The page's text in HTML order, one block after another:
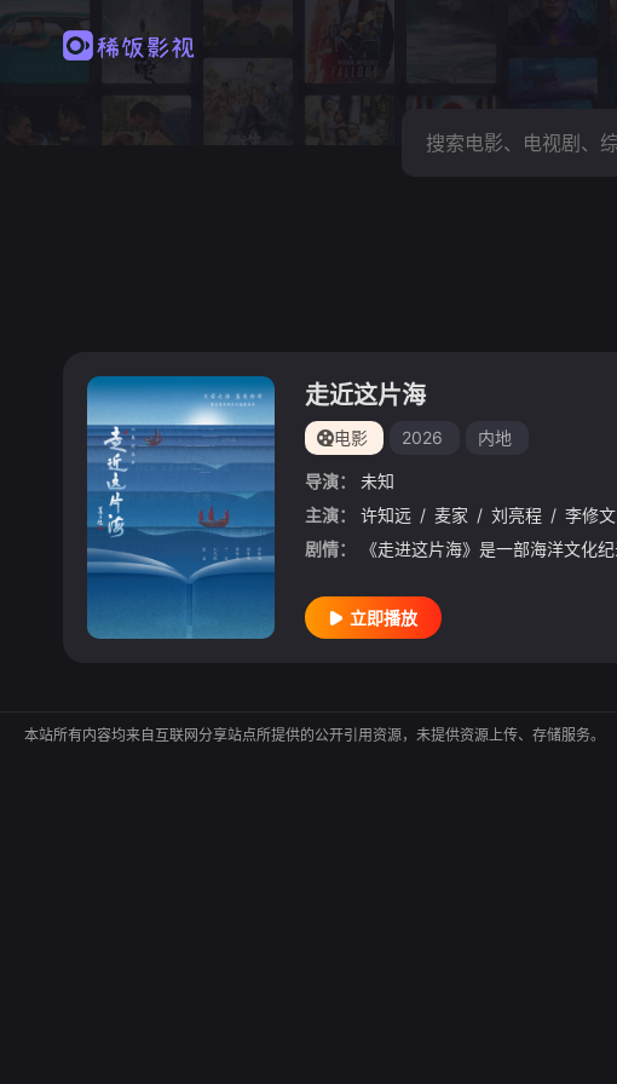
走近这片海
电影 2026 内地
导演：
未知
主演：
许知远 / 麦家 / 刘亮程 / 李修文
剧情：
立即播放
本站所有内容均来自互联网分享站点所提供的公开引用资源，未提供资源上传、存储服务。